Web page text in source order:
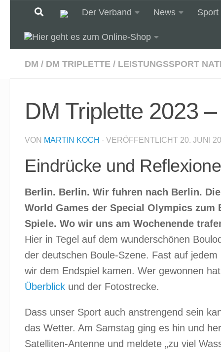
Unter dem InhaltDer Verband News Sport
DM / DM TRIPLETTE / LEISTUNGSSPORT
DM Triplette 2023
VON MARTIN KOCH · VERÖFFENTLICHT 20. JUNI
Eindrücke und
Berlin. Berlin. Wir fuhren nach Berlin.
World Games der Special Olympics
Spiele. Wo wir uns am Wochenende
Hier in Tegel auf dem wunderschönen
der deutschen Boule-Szene. Fast auf
wir dem Endspiel kamen. Wer gewonnen
Überblick und der Fotostrecke.
Dass unser Sport auch anstrengend sein
das Wetter. Am Samstag ging es hin und
Satelliten-Antenne und meldete „zu viel